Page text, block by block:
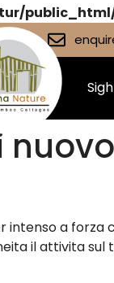
a
il attivita sul